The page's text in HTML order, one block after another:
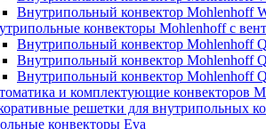
Внутрипольный конвектор Mohlenhoff
конвекторы Mohlenhoff с
Внутрипольный конвектор Mohlenhoff
Внутрипольный конвектор Mohlenhoff
Внутрипольный конвектор Mohlenhoff
и комплектующие конвекторов
решетки для внутрипольных
конвекторы Eva